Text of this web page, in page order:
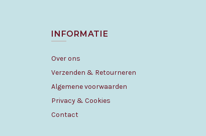
INFORMATIE
Over ons
Verzenden & Retourneren
Algemene voorwaarden
Privacy & Cookies
Contact